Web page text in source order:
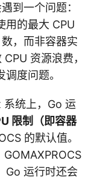
到一个问题：
用的最大 CPU
，而非容器实
资源浪费，
度问题。
系统上，Go 运
限制（即容器
的默认值。
Go 运行时还会